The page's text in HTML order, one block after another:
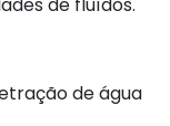
de água